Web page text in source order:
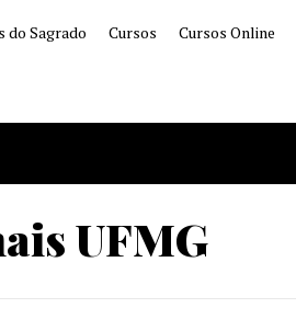
do Sagrado Cursos Cursos Online
UFMG